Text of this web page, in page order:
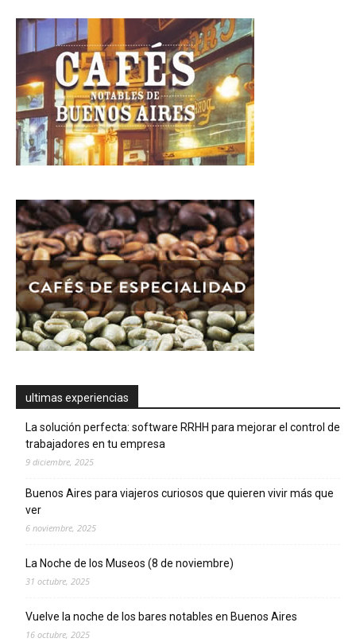
ultimas experiencias
La solución perfecta: software RRHH para mejorar el control de
trabajadores en tu empresa
9 diciembre, 2025
Buenos Aires para viajeros curiosos que quieren vivir más que
ver
6 noviembre, 2025
La Noche de los Museos (8 de noviembre)
31 octubre, 2025
Vuelve la noche de los bares notables en Buenos Aires
16 octubre, 2025